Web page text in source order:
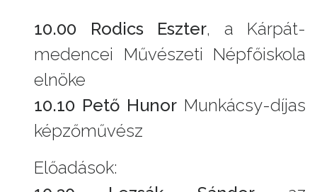
10.00 Rodics Eszter, a Kárpát-
medencei Művészeti Népfőiskola
elnöke
10.10 Pető Hunor Munkácsy-díjas
képzőművész
Előadások: